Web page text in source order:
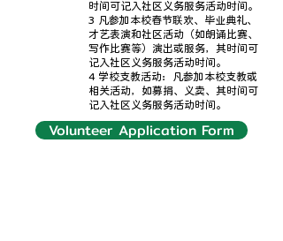
时间可记入社区义务服务活动时间。
3 凡参加本校春节联欢、毕业典礼、
才艺表演和社区活动（如朗诵比赛、
写作比赛等）演出或服务，其时间可
记入社区义务服务活动时间。
4 学校支教活动：凡参加本校支教或
相关活动，如募捐、义卖、其时间可
记入社区义务服务活动时间。
Volunteer Application Form